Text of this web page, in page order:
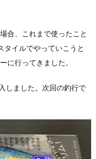
合、これまで使ったこと
タイルでやっていこうと
に行ってきました。
しました。次回の釣行で